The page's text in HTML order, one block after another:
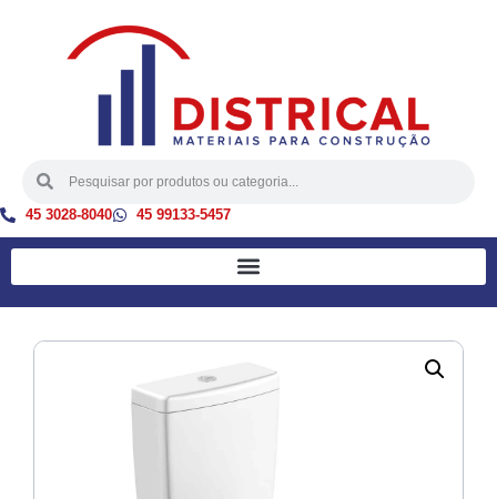
45 3028-8040 45 99133-5457